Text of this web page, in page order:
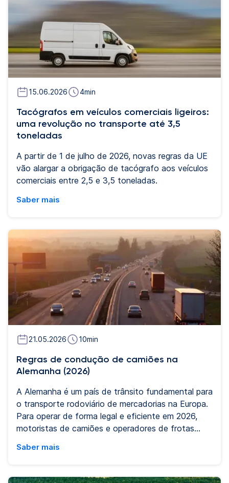
15.06.2026 4min
Tacógrafos em veículos comerciais ligeiros:
uma revolução no transporte até 3,5
toneladas
A partir de 1 de julho de 2026, novas regras da UE
vão alargar a obrigação de tacógrafo aos veículos
comerciais entre 2,5 e 3,5 toneladas.
Saber mais
21.05.2026 10min
Regras de condução de camiões na
Alemanha (2026)
A Alemanha é um país de trânsito fundamental para
o transporte rodoviário de mercadorias na Europa.
Para operar de forma legal e eficiente em 2026,
motoristas de camiões e operadores de frotas
alemães e da UE que abrangem cartas de
descanso, limites de velocidade, pesos dos
Saber mais